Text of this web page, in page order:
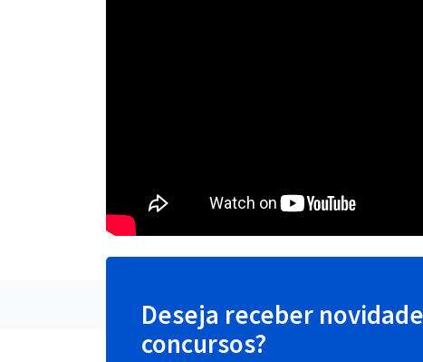
Deseja receber
concursos?